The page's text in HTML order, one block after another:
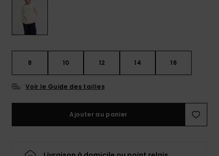
Consulter
la FAQ
8 10 12 14 16
Voir le Guide des tailles
Ajouter au panier